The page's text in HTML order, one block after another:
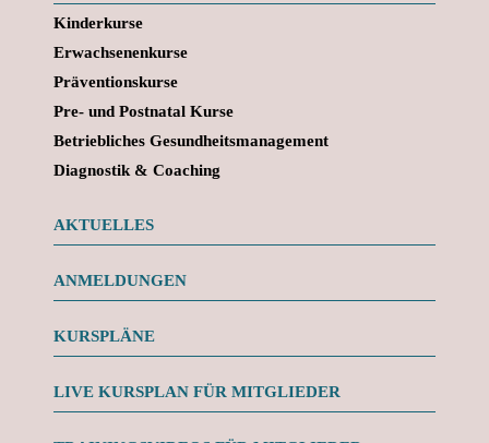
Kinderkurse
Erwachsenenkurse
Präventionskurse
Pre- und Postnatal Kurse
Betriebliches Gesundheitsmanagement
Diagnostik & Coaching
AKTUELLES
ANMELDUNGEN
KURSPLÄNE
LIVE KURSPLAN FÜR MITGLIEDER